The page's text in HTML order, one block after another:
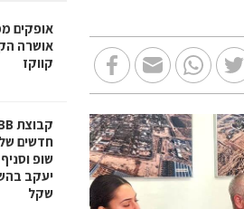
אופקים
אושרה
קווקז
חדשים
שופ
שקל